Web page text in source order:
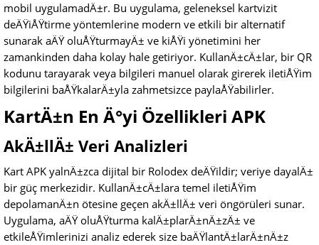
mobil uygulamadÄ±r. Bu uygulama, geleneksel kartvizit
deÄŸiÅŸtirme yöntemlerine modern ve etkili bir alternatif
sunarak aÄŸ oluÅŸturmayÄ± ve kiÅŸi yönetimini her
zamankinden daha kolay hale getiriyor. KullanÄ±cÄ±lar, bir QR
kodunu tarayarak veya bilgileri manuel olarak girerek iletiÅŸim
bilgilerini baÅŸkalarÄ±yla zahmetsizce paylaÅŸabilirler.
KartÄ±n En Ä°yi Özellikleri APK
AkÄ±llÄ± Veri Analizleri
Kart APK yalnÄ±zca dijital bir Rolodex deÄŸildir; veriye dayalÄ±
bir güç merkezidir. KullanÄ±cÄ±lara temel iletiÅŸim
depolamanÄ±n ötesine geçen akÄ±llÄ± veri öngörüleri sunar.
Uygulama, aÄŸ oluÅŸturma kalÄ±plarÄ±nÄ±zÄ± ve
etkileÅŸimlerinizi analiz ederek size baÄŸlantÄ±larÄ±nÄ±z